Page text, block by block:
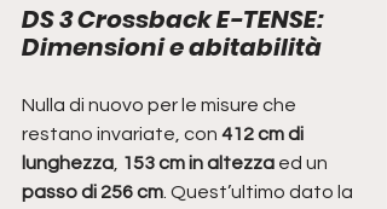
DS 3 Crossback E-TENSE:
Dimensioni e abitabilità
Nulla di nuovo per le misure che
restano invariate, con 412 cm di
lunghezza 153 cm in altezza ed un
passo di 256 cm . Quest’ultimo dato la